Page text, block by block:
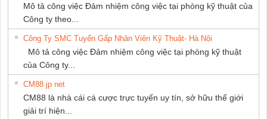
Mô tả công việc Đảm nhiệm công việc tại phòng kỹ thuật của
Công ty theo...
Công Ty SMC Tuyển Gấp Nhân Viên Kỹ Thuật- Hà Nội
Mô tả công việc Đảm nhiệm công việc tại phòng kỹ thuật
của Công ty...
CM88 jp net
CM88 là nhà cái cá cược trực tuyến uy tín, sở hữu thế giới
giải trí hiện...